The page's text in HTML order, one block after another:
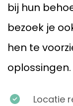
bij hun
bezoek je
hen te
oplossingen.
Locatie